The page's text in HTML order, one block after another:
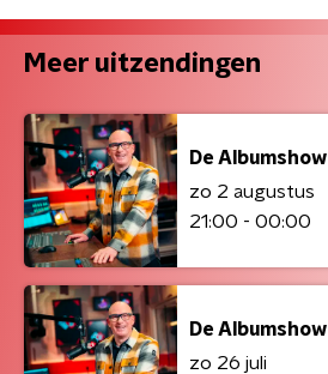
Meer uitzendingen
De Albumshow
zo 2 augustus
21:00 - 00:00
De Albumshow
zo 26 juli